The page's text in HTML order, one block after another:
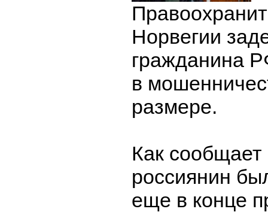
Норвегии
гражданина
в
размере.
Как
россиянин
еще в конце